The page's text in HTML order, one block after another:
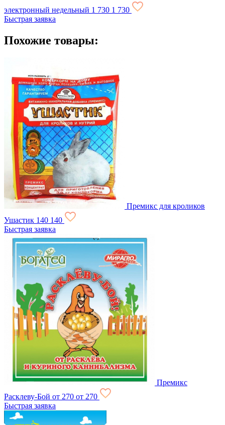
электронный недельный 1 730 1 730
Быстрая заявка
Похожие товары:
Премикс для кроликов
Ушастик 140 140
Быстрая заявка
Премикс
Расклеву-Бой от 270 от 270
Быстрая заявка